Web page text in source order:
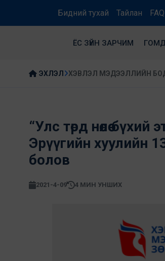
Бидний тухай Тайлан FAQ
ЁС ЗҮЙН ЗАРЧИМ
ЭХЛЭЛ ХЭВЛЭЛ МЭДЭЭЛЛИЙН
“Улс төрд нөлөө
Эрүүгийн хуулийн
болов
2021-4-09 4 МИН УНШИХ